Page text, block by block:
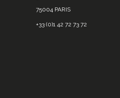
75004 PARIS
+33 (0)1 42 72 73 72